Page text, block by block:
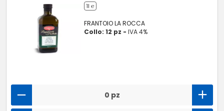
1l ℮
FRANTOIO LA ROCCA
Collo: 12 pz -IVA 4%
0 pz